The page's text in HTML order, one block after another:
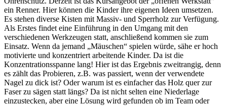
ein Renner. Hier können die Kinder ihre eigenen Ideen umsetzen.
Es stehen diverse Kisten mit Massiv- und Sperrholz zur Verfügung.
Als Erstes findet eine Einführung in den Umgang mit den
verschiedenen Werkzeugen statt, anschließend kommen sie zum
Einsatz. Wenn da jemand „Mäuschen“ spielen würde, sähe er hoch
motivierte und konzentriert arbeitende Kinder. Da ist die
Konzentrationsspanne lang! Hier ist das Ergebnis zweitrangig, denn
es zählt das Probieren, z.B. was passiert, wenn der verwendete
Nagel zu dick ist? Oder warum ist es einfacher das Holz quer zur
Faser zu sägen statt längs? Da ist nicht selten eine Niederlage
einzustecken, aber eine Lösung wird gefunden ob im Team oder